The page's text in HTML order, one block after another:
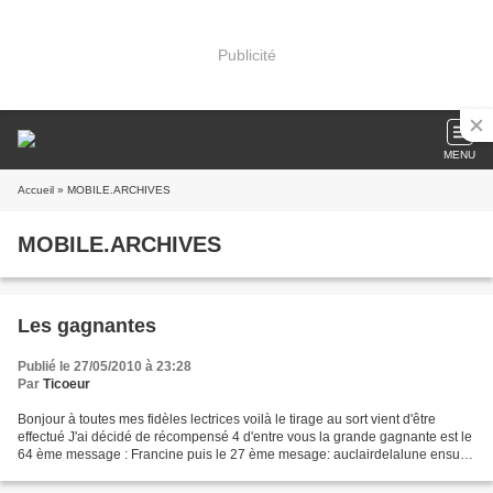
Publicité
MENU
Accueil » MOBILE.ARCHIVES
MOBILE.ARCHIVES
Les gagnantes
Publié le 27/05/2010 à 23:28
Par Ticoeur
Bonjour à toutes mes fidèles lectrices voilà le tirage au sort vient d'être
effectué J'ai décidé de récompensé 4 d'entre vous la grande gagnante est le
64 ème message : Francine puis le 27 ème mesage: auclairdelalune ensuite